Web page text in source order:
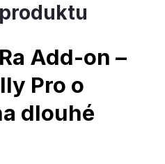
Add-on –
Pro o
dlouhé